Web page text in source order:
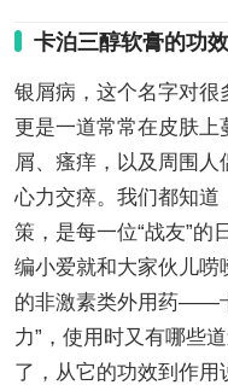
卡泊三醇软膏的功
银屑病，这个名字对很
更是一道常常在皮肤上
屑、瘙痒，以及周围人
心力交瘁。我们都知
策，是每一位“战友”的
编小爱就和大家伙儿唠
的非激素类外用药——
力”，使用时又有哪些
了，从它的功效到作用